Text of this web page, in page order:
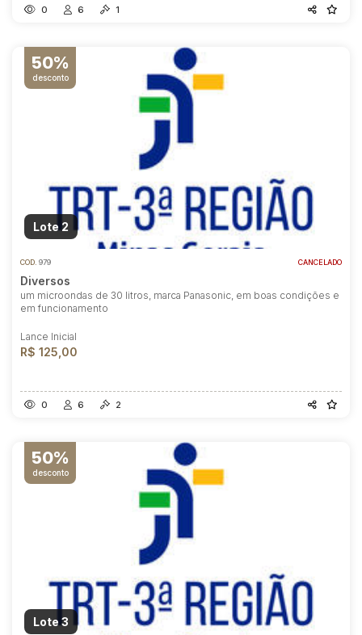
0 6 1
50%
desconto
Lote 2
COD. 979 CANCELADO
Diversos
um microondas de 30 litros, marca Panasonic, em boas condições e
em funcionamento
Lance Inicial
R$ 125,00
0 6 2
50%
desconto
Lote 3